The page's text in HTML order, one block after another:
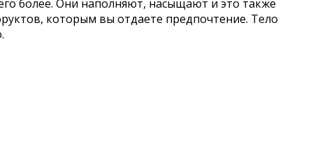
более. Они наполняют, насыщают и это также
которым вы отдаете предпочтение. Тело